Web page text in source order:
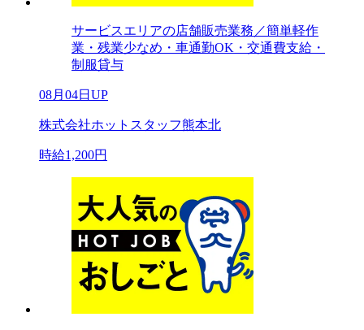
サービスエリアの店舗販売業務／簡単軽作
業・残業少なめ・車通勤OK・交通費支給・
制服貸与
08月04日UP
株式会社ホットスタッフ熊本北
時給1,200円